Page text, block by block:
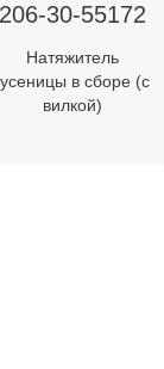
206-30-55172
Натяжитель
в сборе (с
вилкой)